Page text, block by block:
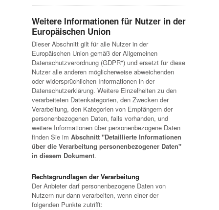
Weitere Informationen für Nutzer in der
Europäischen Union
Dieser Abschnitt gilt für alle Nutzer in der
Europäischen Union gemäß der Allgemeinen
Datenschutzverordnung (GDPR") und ersetzt für diese
Nutzer alle anderen möglicherweise abweichenden
oder widersprüchlichen Informationen in der
Datenschutzerklärung. Weitere Einzelheiten zu den
verarbeiteten Datenkategorien, den Zwecken der
Verarbeitung, den Kategorien von Empfängern der
personenbezogenen Daten, falls vorhanden, und
weitere Informationen über personenbezogene Daten
finden Sie im Abschnitt "Detaillierte Informationen
über die Verarbeitung personenbezogener Daten"
in diesem Dokument.
Rechtsgrundlagen der Verarbeitung
Der Anbieter darf personenbezogene Daten von
Nutzern nur dann verarbeiten, wenn einer der
folgenden Punkte zutrifft: